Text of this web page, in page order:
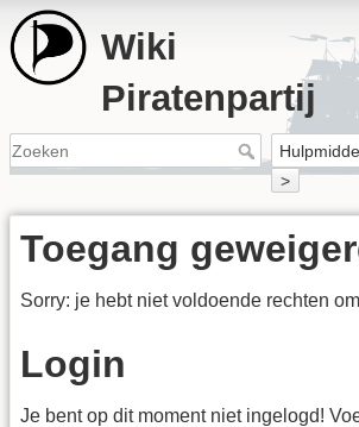
Wiki
Piratenpartij
>
Toegang
Sorry: je hebt niet voldoende rechten
Login
Je bent op dit moment niet ingelogd!